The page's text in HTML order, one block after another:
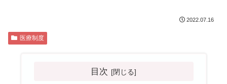
2022.07.16
医療制度
目次